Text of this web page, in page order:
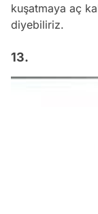
kuşatmaya aç
diyebiliriz.
13.